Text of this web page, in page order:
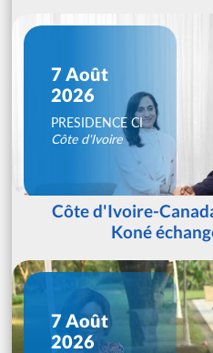
7 Août
2026
PRESIDENCE CI
Côte d'Ivoire
Côte d'Ivoire-
Koné
7 Août
2026